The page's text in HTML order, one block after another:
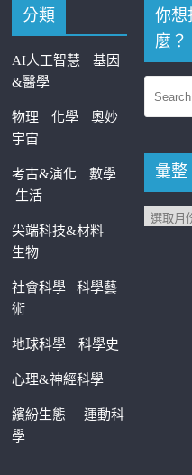
分類
AI人工智慧
基因
&醫學
物理 化學
奧妙
宇宙
考古&演化
數學
生活
尖端科技&材料
生物
社會科學科學藝
術
地球科學 科學史
心理&神經科學
繽紛生態運動科
學
—————————
你想
麼？
彙整